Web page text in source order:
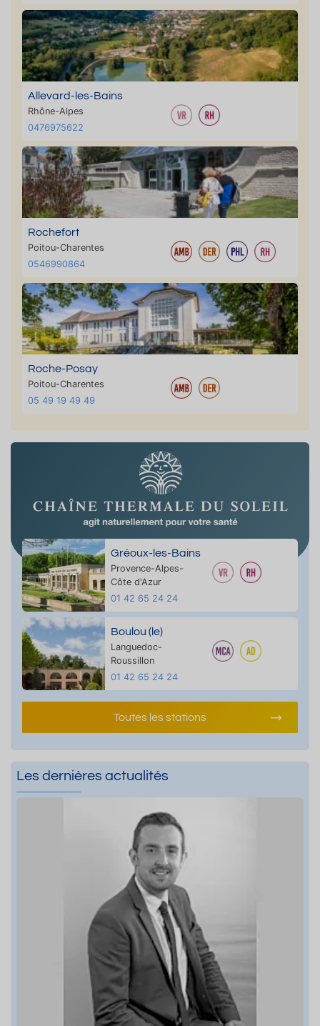
Allevard-les-Bains
Rhône-Alpes
0476975622
Rochefort
Poitou-Charentes
0546990864
Roche-Posay
Poitou-Charentes
05 49 19 49 49
Gréoux-les-Bains
Provence-Alpes-
Côte d'Azur
01 42 65 24 24
Boulou (le)
Languedoc-
Roussillon
01 42 65 24 24
Toutes les stations
Les dernières actualités